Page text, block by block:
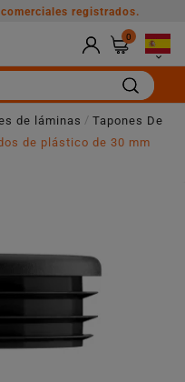
registrados.
0

de láminas
Tapones De
de plástico de 30 mm